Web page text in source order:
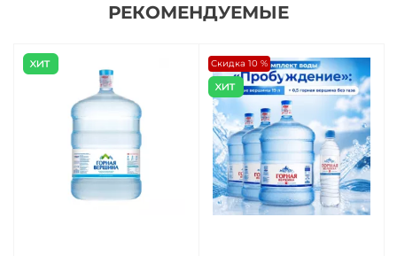
РЕКОМЕНДУЕМЫЕ
Скидка 10 %